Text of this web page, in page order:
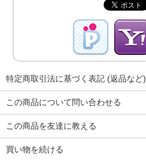
特定商取引法に基づく表記 (返品など)
この商品について問い合わせる
この商品を友達に教える
買い物を続ける